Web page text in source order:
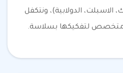
الاسبلت، الدولابية)، ونتكفل
لتفكيكها بسلاسة.